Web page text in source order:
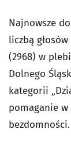
Najnowsze
liczbą
(2968) w
Dolnego
kategorii
pomaganie
bezdomności.